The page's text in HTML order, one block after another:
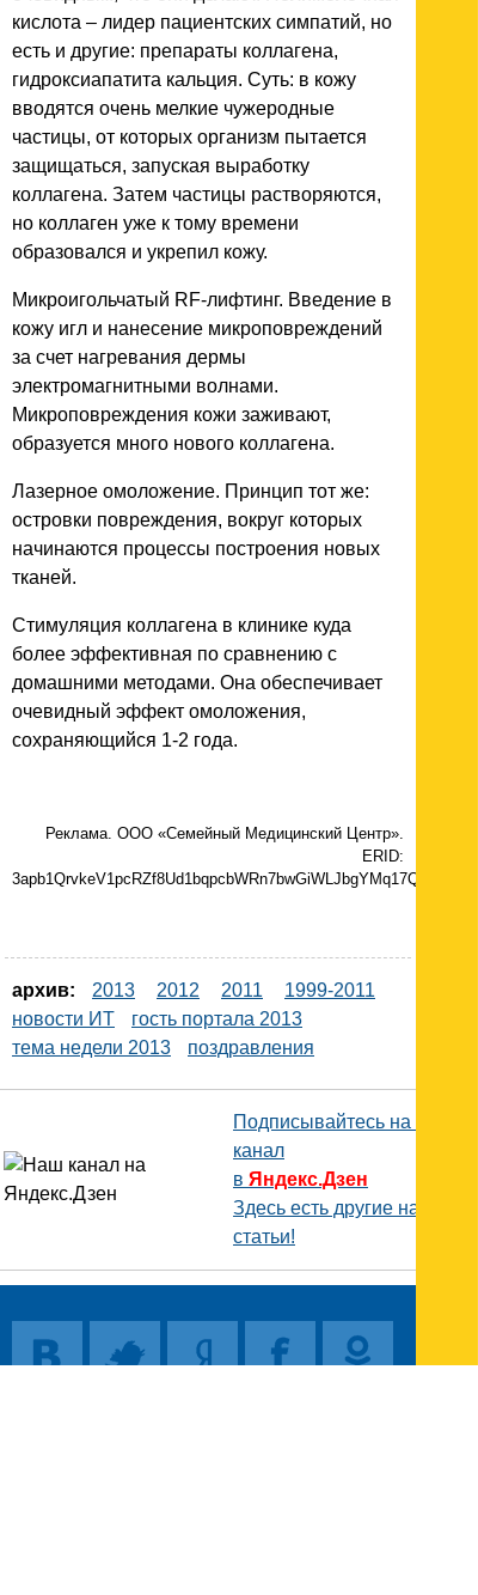
кислота – лидер пациентских симпатий, но
есть и другие: препараты коллагена,
гидроксиапатита кальция. Суть: в кожу
вводятся очень мелкие чужеродные
частицы, от которых организм пытается
защищаться, запуская выработку
коллагена. Затем частицы растворяются,
но коллаген уже к тому времени
образовался и укрепил кожу.
Микроигольчатый RF-лифтинг. Введение в
кожу игл и нанесение микроповреждений
за счет нагревания дермы
электромагнитными волнами.
Микроповреждения кожи заживают,
образуется много нового коллагена.
Лазерное омоложение. Принцип тот же:
островки повреждения, вокруг которых
начинаются процессы построения новых
тканей.
Стимуляция коллагена в клинике куда
более эффективная по сравнению с
домашними методами. Она обеспечивает
очевидный эффект омоложения,
сохраняющийся 1-2 года.
Реклама. ООО «Семейный Медицинский Центр».
ERID:
3apb1QrvkeV1pcRZf8Ud1bqpcbWRn7bwGiWLJbgYMq17Q
архив: 2013 2012 2011
1999-2011
новости ИТ
гость портала 2013
тема недели 2013
поздравления
Подписывайтесь на наш
канал
в Яндекс.Дзен
Здесь есть другие наши
статьи!